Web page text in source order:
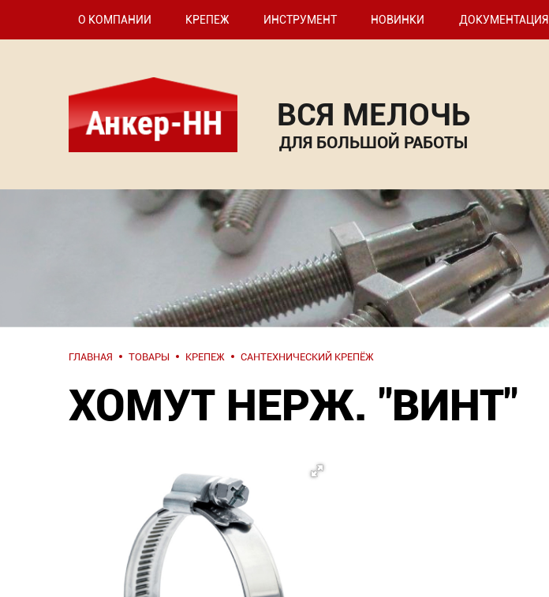
О КОМПАНИИ КРЕПЕЖ ИНСТРУМЕНТ НОВИНКИ ДОКУМЕНТАЦИЯ
ВСЯ МЕЛОЧЬ
ДЛЯ БОЛЬШОЙ РАБОТЫ
ГЛАВНАЯ ТОВАРЫ КРЕПЕЖ САНТЕХНИЧЕСКИЙ КРЕПЁЖ
ХОМУТ НЕРЖ. "ВИНТ"